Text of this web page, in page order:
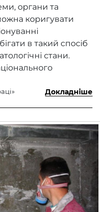
органи та
коригувати
в такий спосіб
стани.
Докладніше